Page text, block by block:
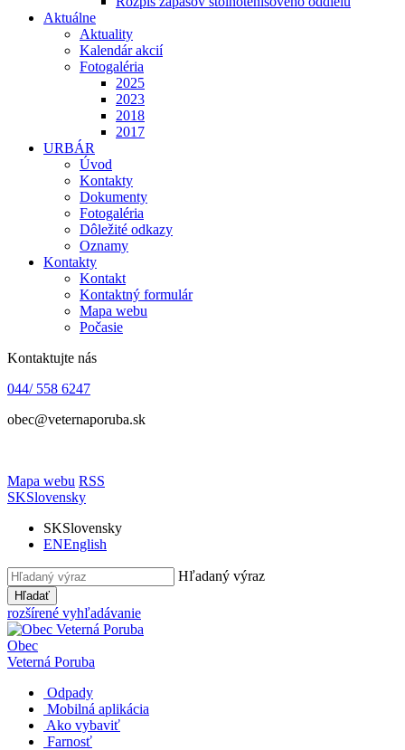
Aktuálne
Aktuality
Kalendár akcií
Fotogaléria
2025
2023
2018
2017
URBÁR
Úvod
Kontakty
Dokumenty
Fotogaléria
Dôležité odkazy
Oznamy
Kontakty
Kontakt
Kontaktný formulár
Mapa webu
Počasie
Kontaktujte nás
044/ 558 6247
obec@veternaporuba.sk
Mapa webu RSS
SKSlovensky
SKSlovensky
ENEnglish
Hľadaný výraz
Hľadať
rozšírené vyhľadávanie
Obec
Veterná Poruba
Odpady
Mobilná aplikácia
Ako vybaviť
Farnosť